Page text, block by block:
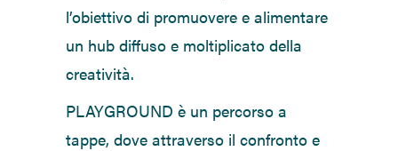
l’obiettivo di promuovere e alimentare
un hub diffuso e moltiplicato della
creatività.
PLAYGROUND è un percorso a
tappe, dove attraverso il confronto e